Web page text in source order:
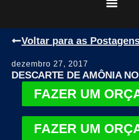
Voltar para as
dezembro 27, 2017
DESCARTE DE AMÔNIA
FAZER UM
FAZER UM